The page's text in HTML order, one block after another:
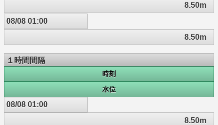
8.50m
08/08 01:00
8.50m
１時間間隔
時刻
水位
08/08 01:00
8.50m